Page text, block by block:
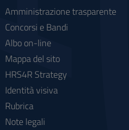
Amministrazione trasparente
Concorsi e Bandi
Albo on-line
Mappa del sito
HRS4R Strategy
Identità visiva
Rubrica
Note legali